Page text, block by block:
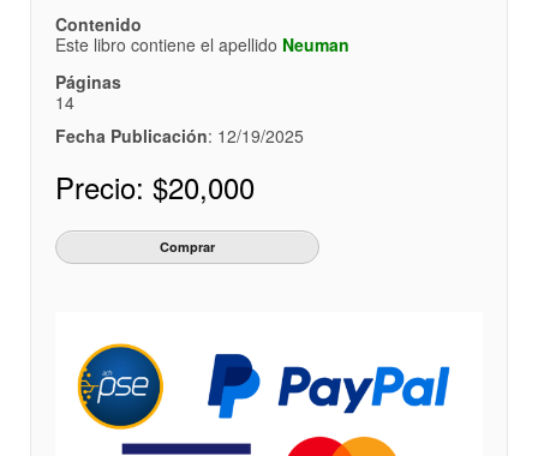
Contenido
Este libro contiene el apellido Neuman
Páginas
14
Fecha Publicación: 12/19/2025
Precio: $20,000